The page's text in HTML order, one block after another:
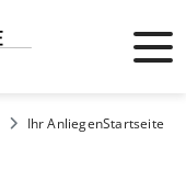
Startseite
Ihr Anliegen